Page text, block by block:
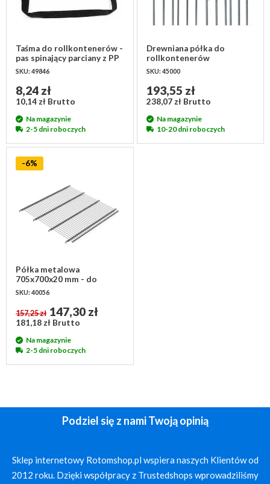
Taśma do rollkontenerów -
pas spinający parciany z PP
– czarny
SKU: 49846
8,24 zł
10,14 zł Brutto
Na magazynie
2-5 dni roboczych
Drewniana półka do
rollkontenerów
750x600x10mm
SKU: 45000
193,55 zł
238,07 zł Brutto
Na magazynie
10-20 dni roboczych
-6%
Półka metalowa
705x700x20 mm - do
produktu SKU 48223
SKU: 40056
157,25 zł 147,30 zł
181,18 zł Brutto
Na magazynie
2-5 dni roboczych
Podziel się z nami Twoją opinią
Sklep internetowy Rotomshop.pl wspiera naszych Klientów od
2012 roku. Dzięki współpracy z Trustedshops wprowadziliśmy